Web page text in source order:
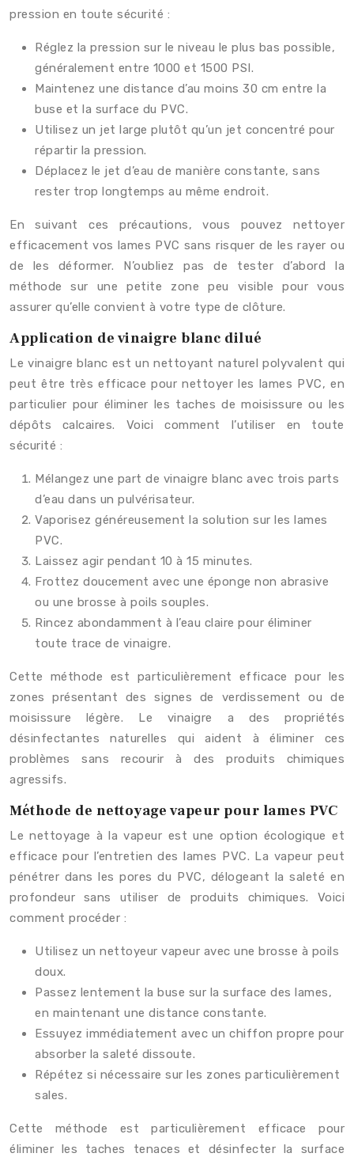
pression en toute sécurité :
Réglez la pression sur le niveau le plus bas possible,
généralement entre 1000 et 1500 PSI.
Maintenez une distance d’au moins 30 cm entre la
buse et la surface du PVC.
Utilisez un jet large plutôt qu’un jet concentré pour
répartir la pression.
Déplacez le jet d’eau de manière constante, sans
rester trop longtemps au même endroit.
En suivant ces précautions, vous pouvez nettoyer
efficacement vos lames PVC sans risquer de les rayer ou
de les déformer. N’oubliez pas de tester d’abord la
méthode sur une petite zone peu visible pour vous
assurer qu’elle convient à votre type de clôture.
Application de vinaigre blanc dilué
Le vinaigre blanc est un nettoyant naturel polyvalent qui
peut être très efficace pour nettoyer les lames PVC, en
particulier pour éliminer les taches de moisissure ou les
dépôts calcaires. Voici comment l’utiliser en toute
sécurité :
Mélangez une part de vinaigre blanc avec trois parts
d’eau dans un pulvérisateur.
Vaporisez généreusement la solution sur les lames
PVC.
Laissez agir pendant 10 à 15 minutes.
Frottez doucement avec une éponge non abrasive
ou une brosse à poils souples.
Rincez abondamment à l’eau claire pour éliminer
toute trace de vinaigre.
Cette méthode est particulièrement efficace pour les
zones présentant des signes de verdissement ou de
moisissure légère. Le vinaigre a des propriétés
désinfectantes naturelles qui aident à éliminer ces
problèmes sans recourir à des produits chimiques
agressifs.
Méthode de nettoyage vapeur pour lames PVC
Le nettoyage à la vapeur est une option écologique et
efficace pour l’entretien des lames PVC. La vapeur peut
pénétrer dans les pores du PVC, délogeant la saleté en
profondeur sans utiliser de produits chimiques. Voici
comment procéder :
Utilisez un nettoyeur vapeur avec une brosse à poils
doux.
Passez lentement la buse sur la surface des lames,
en maintenant une distance constante.
Essuyez immédiatement avec un chiffon propre pour
absorber la saleté dissoute.
Répétez si nécessaire sur les zones particulièrement
sales.
Cette méthode est particulièrement efficace pour
éliminer les taches tenaces et désinfecter la surface